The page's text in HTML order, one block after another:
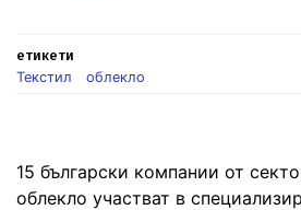
етикети
Текстил
облекло
15 български компании от
облекло участват в